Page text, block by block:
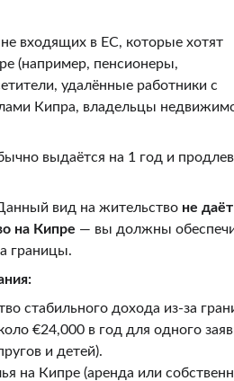
входящих в ЕС, которые хотят
(например, пенсионеры,
удалённые работники с
Кипра, владельцы
выдаётся на 1 год и
вид на жительство не
на Кипре — вы должны
границы.
стабильного дохода из-за
€24,000 в год для одного
и детей).
на Кипре (аренда или